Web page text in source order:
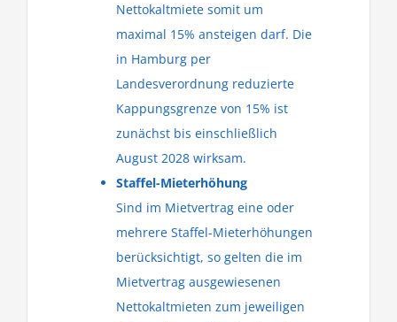
Nettokaltmiete somit um
maximal 15% ansteigen darf. Die
in Hamburg per
Landesverordnung reduzierte
Kappungsgrenze von 15% ist
zunächst bis einschließlich
August 2028 wirksam.
Staffel-Mieterhöhung
Sind im Mietvertrag eine oder
mehrere Staffel-Mieterhöhungen
berücksichtigt, so gelten die im
Mietvertrag ausgewiesenen
Nettokaltmieten zum jeweiligen